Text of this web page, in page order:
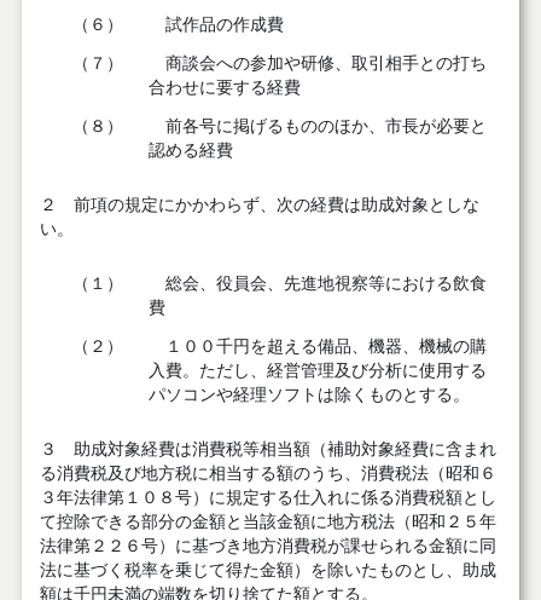
（６） 試作品の作成費
（７）
商談会への参加や研修、取引相手との打ち
合わせに要する経費
（８）
前各号に掲げるもののほか、市長が必要と
認める経費
２ 前項の規定にかかわらず、次の経費は助成対象としな
い。
（１）
総会、役員会、先進地視察等における飲食
費
（２）
１００千円を超える備品、機器、機械の購
入費。ただし、経営管理及び分析に使用する
パソコンや経理ソフトは除くものとする。
３ 助成対象経費は消費税等相当額（補助対象経費に含まれ
る消費税及び地方税に相当する額のうち、消費税法（昭和６
３年法律第１０８号）に規定する仕入れに係る消費税額とし
て控除できる部分の金額と当該金額に地方税法（昭和２５年
法律第２２６号）に基づき地方消費税が課せられる金額に同
法に基づく税率を乗じて得た金額）を除いたものとし、助成
額は千円未満の端数を切り捨てた額とする。